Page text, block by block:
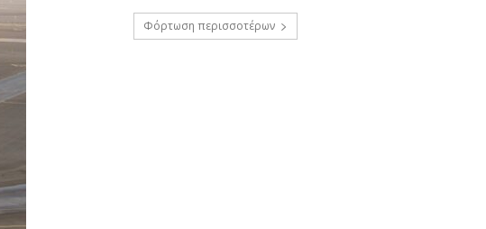
Φόρτωση περισσοτέρων